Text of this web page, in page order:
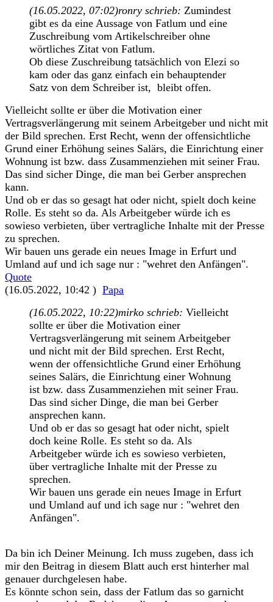
(16.05.2022, 07:02)ronry schrieb: Zumindest
gibt es da eine Aussage von Fatlum und eine
Zuschreibung vom Artikelschreiber ohne
wörtliches Zitat von Fatlum.
Ob diese Zuschreibung tatsächlich von Elezi so
kam oder das ganz einfach ein behauptender
Satz von dem Schreiber ist, bleibt offen.
Vielleicht sollte er über die Motivation einer
Vertragsverlängerung mit seinem Arbeitgeber und nicht mit
der Bild sprechen. Erst Recht, wenn der offensichtliche
Grund einer Erhöhung seines Salärs, die Einrichtung einer
Wohnung ist bzw. dass Zusammenziehen mit seiner Frau.
Das sind sicher Dinge, die man bei Gerber ansprechen
kann.
Und ob er das so gesagt hat oder nicht, spielt doch keine
Rolle. Es steht so da. Als Arbeitgeber würde ich es
sowieso verbieten, über vertragliche Inhalte mit der Presse
zu sprechen.
Wir bauen uns gerade ein neues Image in Erfurt und
Umland auf und ich sage nur : "wehret den Anfängen".
Quote
(16.05.2022, 10:42 ) Papa
(16.05.2022, 10:22)mirko schrieb: Vielleicht
sollte er über die Motivation einer
Vertragsverlängerung mit seinem Arbeitgeber
und nicht mit der Bild sprechen. Erst Recht,
wenn der offensichtliche Grund einer Erhöhung
seines Salärs, die Einrichtung einer Wohnung
ist bzw. dass Zusammenziehen mit seiner Frau.
Das sind sicher Dinge, die man bei Gerber
ansprechen kann.
Und ob er das so gesagt hat oder nicht, spielt
doch keine Rolle. Es steht so da. Als
Arbeitgeber würde ich es sowieso verbieten,
über vertragliche Inhalte mit der Presse zu
sprechen.
Wir bauen uns gerade ein neues Image in Erfurt
und Umland auf und ich sage nur : "wehret den
Anfängen".
Da bin ich Deiner Meinung. Ich muss zugeben, dass ich
mir den Beitrag in diesem Blatt auch erst hinterher mal
genauer durchgelesen habe.
Es könnte schon sein, dass der Fatlum das so garnicht